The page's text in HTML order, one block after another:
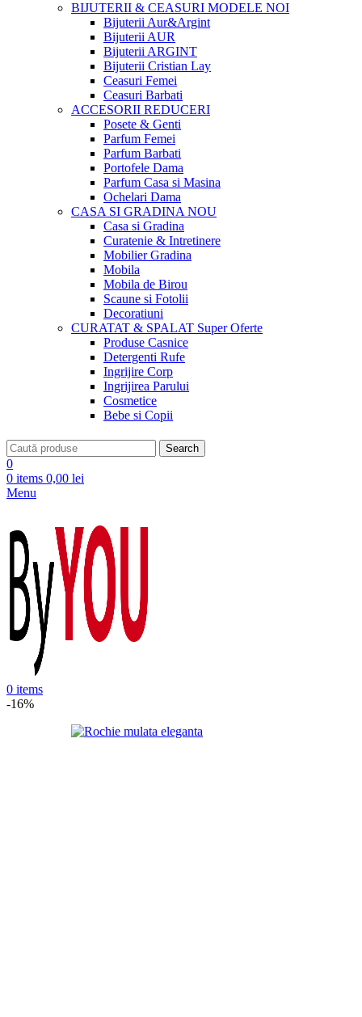
BIJUTERII & CEASURI MODELE NOI
Bijuterii Aur&Argint
Bijuterii AUR
Bijuterii ARGINT
Bijuterii Cristian Lay
Ceasuri Femei
Ceasuri Barbati
ACCESORII REDUCERI
Posete & Genti
Parfum Femei
Parfum Barbati
Portofele Dama
Parfum Casa si Masina
Ochelari Dama
CASA SI GRADINANOU
Casa si Gradina
Curatenie & Intretinere
Mobilier Gradina
Mobila
Mobila de Birou
Scaune si Fotolii
Decoratiuni
CURATAT & SPALAT Super Oferte
Produse Casnice
Detergenti Rufe
Ingrijire Corp
Ingrijirea Parului
Cosmetice
Bebe si Copii
Search
0
0 items 0,00 lei
Menu
0 items
-16%